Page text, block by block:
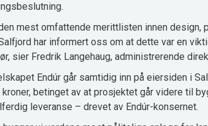
mest omfattende merittlisten innen
har informert oss om at dette var en
sier Fredrik Langehaug, administrerende
Endúr går samtidig inn på eiersiden i
betinget av at prosjektet går videre til
leveranse – drevet av Endúr-konsernet.